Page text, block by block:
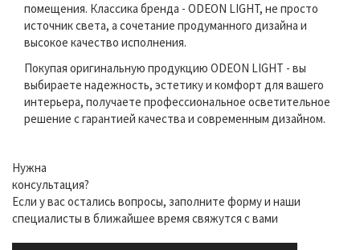
помещения. Классика бренда - ODEON LIGHT, не просто
источник света, а сочетание продуманного дизайна и
высокое качество исполнения.
Покупая оригинальную продукцию ODEON LIGHT - вы
выбираете надежность, эстетику и комфорт для вашего
интерьера, получаете профессиональное осветительное
решение с гарантией качества и современным дизайном.
Нужна
консультация?
Если у вас остались вопросы, заполните форму и наши
специалисты в ближайшее время свяжутся с вами